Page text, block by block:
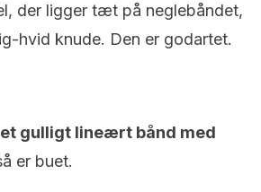
der ligger tæt på neglebåndet,
hvid knude. Den er godartet.
gulligt lineært bånd med
er buet.